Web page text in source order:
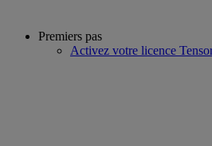
Premiers pas
Activez votre licence